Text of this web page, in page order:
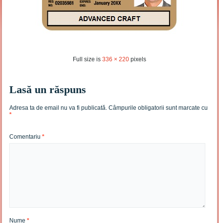
Full size is 336 × 220 pixels
Lasă un răspuns
Adresa ta de email nu va fi publicată. Câmpurile obligatorii sunt marcate cu
*
Comentariu*
Nume*